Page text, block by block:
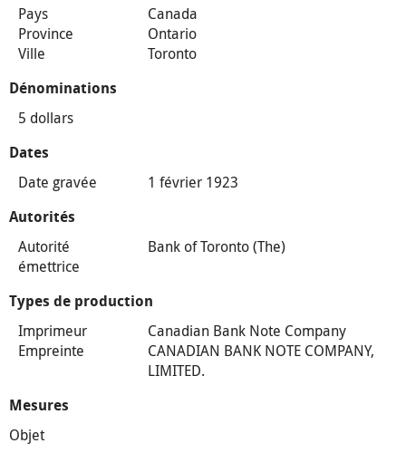
Pays
Canada
Province
Ontario
Ville
Toronto
Dénominations
5 dollars
Dates
Date gravée 1 février 1923
Autorités
Autorité
émettrice
Bank of Toronto (The)
Types de production
Imprimeur
Canadian Bank Note Company
Empreinte
CANADIAN BANK NOTE COMPANY,
LIMITED.
Mesures
Objet